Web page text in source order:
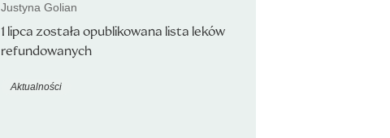
Justyna Golian
1 lipca została opublikowana lista leków
refundowanych
Aktualności